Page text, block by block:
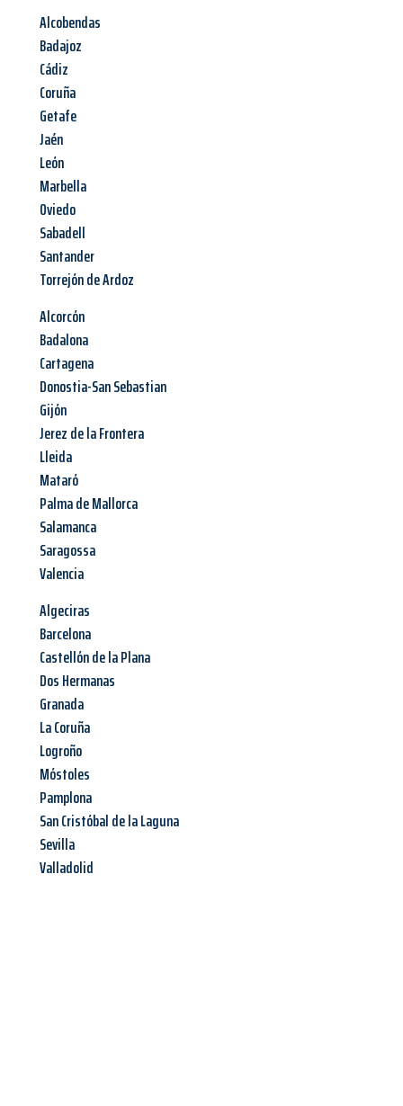
Alcobendas
Badajoz
Cádiz
Coruña
Getafe
Jaén
León
Marbella
Oviedo
Sabadell
Santander
Torrejón de Ardoz
Alcorcón
Badalona
Cartagena
Donostia-San Sebastian
Gijón
Jerez de la Frontera
Lleida
Mataró
Palma de Mallorca
Salamanca
Saragossa
Valencia
Algeciras
Barcelona
Castellón de la Plana
Dos Hermanas
Granada
La Coruña
Logroño
Móstoles
Pamplona
San Cristóbal de la Laguna
Sevilla
Valladolid